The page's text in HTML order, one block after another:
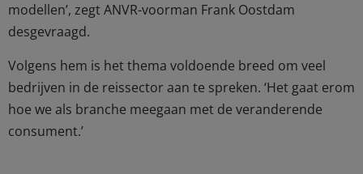
modellen’, zegt ANVR-voorman Frank Oostdam
desgevraagd.
Volgens hem is het thema voldoende breed om veel
bedrijven in de reissector aan te spreken. ‘Het gaat erom
hoe we als branche meegaan met de veranderende
consument.’